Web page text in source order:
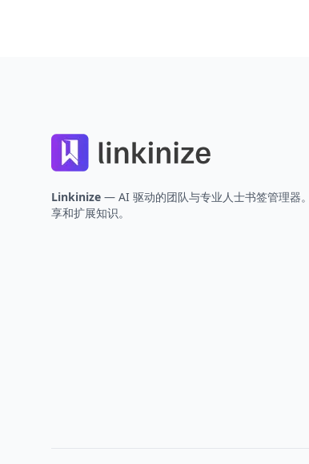
Linkinize — AI 驱动的团队与专业人士书签管理器
享和扩展知识。